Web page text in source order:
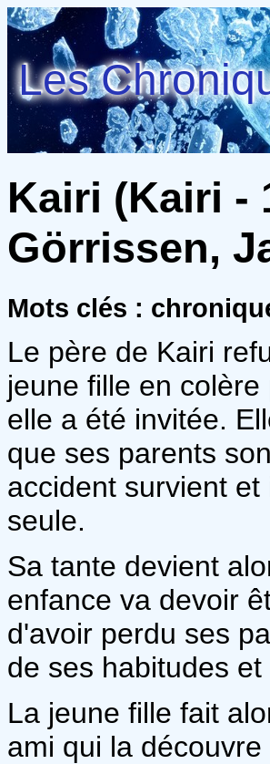
Les
Kairi (Kairi -
Görrissen,
Mots clés :
Le père de Kairi
jeune fille en
elle a été invitée.
que ses parents
accident survient
seule.
Sa tante devient
enfance va devoir
d'avoir perdu ses
de ses habitudes
La jeune fille fait
ami qui la